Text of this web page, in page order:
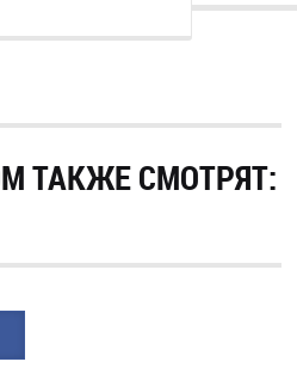
ТАКЖЕ СМОТРЯТ: